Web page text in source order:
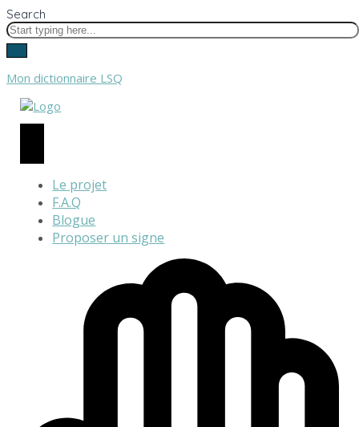
Search
Mon dictionnaire LSQ
Le projet
F.A.Q
Blogue
Proposer un signe